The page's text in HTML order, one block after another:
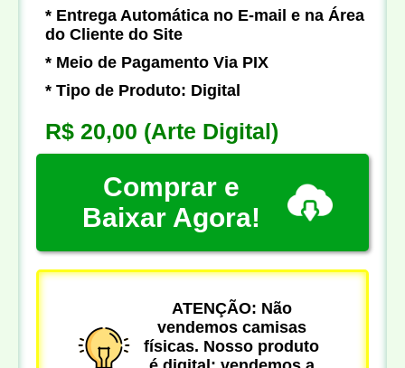
* Entrega Automática no E-mail e na Área
do Cliente do Site
* Meio de Pagamento Via PIX
* Tipo de Produto: Digital
R$ 20,00 (Arte Digital)
Comprar e
Baixar Agora!
ATENÇÃO: Não
vendemos camisas
físicas. Nosso produto